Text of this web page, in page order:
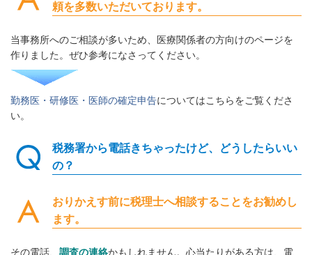
頼を多数いただいております。
当事務所へのご相談が多いため、医療関係者の方向けのページを
作りました。ぜひ参考になさってください。
勤務医・研修医・医師の確定申告についてはこちらをご覧くださ
い。
税務署から電話きちゃったけど、どうしたらいい
の？
おりかえす前に税理士へ相談することをお勧めし
ます。
その電話、 調査の連絡かもしれません。心当たりがある方は、電